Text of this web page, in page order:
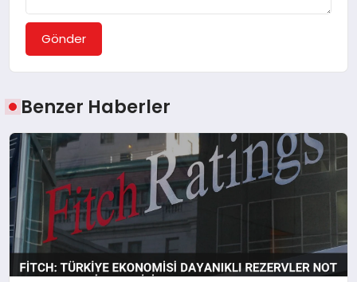
Gönder
Benzer Haberler